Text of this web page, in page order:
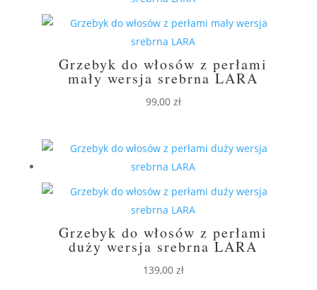
Grzebyk do włosów z perłami
mały wersja srebrna LARA
99,00 zł
Grzebyk do włosów z perłami
duży wersja srebrna LARA
139,00 zł